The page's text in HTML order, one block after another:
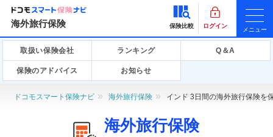
海外旅行保険 保険比較 ログイン
メニュー
取扱い保険会社 ランキング Q＆A
保険のアドバイス お知らせ
ドコモスマート保険ナビ 海外旅行保険 インド 3日間の海外旅行保険を
海外旅行保険